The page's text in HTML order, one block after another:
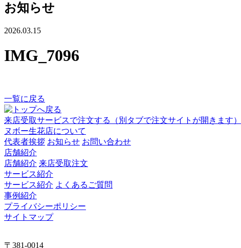
お知らせ
2026.03.15
IMG_7096
一覧に戻る
来店受取サービスで注文する （別タブで注文サイトが開きます）
ヌボー生花店について
代表者挨拶 お知らせ お問い合わせ
店舗紹介
店舗紹介 来店受取注文
サービス紹介
サービス紹介 よくあるご質問
事例紹介
プライバシーポリシー
サイトマップ
〒381-0014